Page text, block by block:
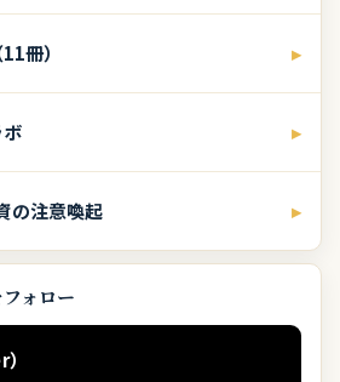
冊） ▸
▸
の注意喚起 ▸
ォロー